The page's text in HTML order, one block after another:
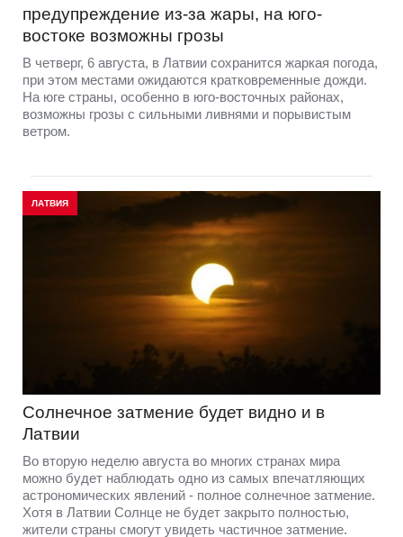
предупреждение из-за жары, на юго-
востоке возможны грозы
В четверг, 6 августа, в Латвии сохранится жаркая погода,
при этом местами ожидаются кратковременные дожди.
На юге страны, особенно в юго-восточных районах,
возможны грозы с сильными ливнями и порывистым
ветром.
ЛАТВИЯ
Солнечное затмение будет видно и в
Латвии
Во вторую неделю августа во многих странах мира
можно будет наблюдать одно из самых впечатляющих
астрономических явлений - полное солнечное затмение.
Хотя в Латвии Солнце не будет закрыто полностью,
жители страны смогут увидеть частичное затмение.